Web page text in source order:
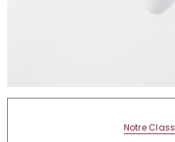
Notre